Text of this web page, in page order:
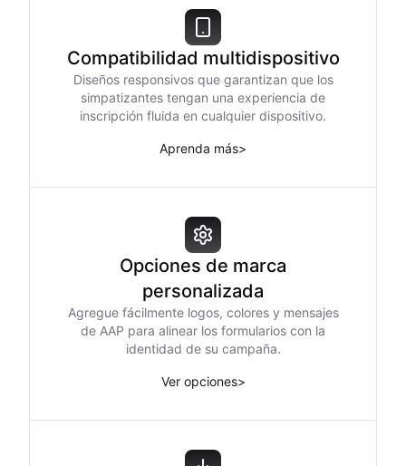
Compatibilidad multidispositivo
Diseños responsivos que garantizan que los
simpatizantes tengan una experiencia de
inscripción fluida en cualquier dispositivo.
Aprenda más>
Opciones de marca
personalizada
Agregue fácilmente logos, colores y mensajes
de AAP para alinear los formularios con la
identidad de su campaña.
Ver opciones>